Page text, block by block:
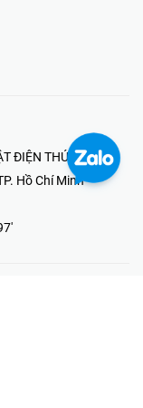
ĐIỆN THÚY NHI
Hồ Chí Minh